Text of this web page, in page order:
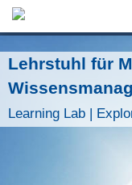
Lehrstuhl für
Learning Lab |